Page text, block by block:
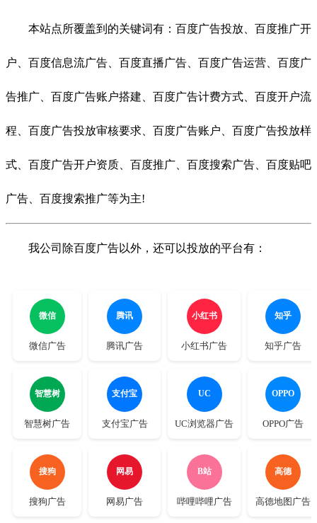
本站点所覆盖到的关键词有：百度广告投放、百度推广开
户、百度信息流广告、百度直播广告、百度广告运营、百度广
告推广、百度广告账户搭建、百度广告计费方式、百度开户流
程、百度广告投放审核要求、百度广告账户、百度广告投放样
式、百度广告开户资质、百度推广、百度搜索广告、百度贴吧
广告、百度搜索推广等为主!
我公司除百度广告以外，还可以投放的平台有：
微信
微信广告
腾讯
腾讯广告
小红书
小红书广告
知乎
知乎广告
智慧树
智慧树广告
支付宝
支付宝广告
UC
UC浏览器广告
OPPO
OPPO广告
搜狗
搜狗广告
网易
网易广告
B站
哔哩哔哩广告
高德
高德地图广告